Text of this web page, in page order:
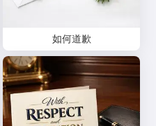
如何道歉